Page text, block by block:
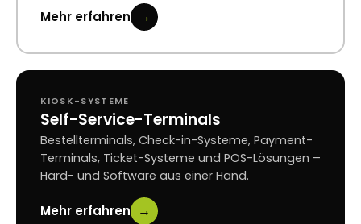
Mehr erfahren →
KIOSK-SYSTEME
Self-Service-Terminals
Bestellterminals, Check-in-Systeme, Payment-
Terminals, Ticket-Systeme und POS-Lösungen –
Hard- und Software aus einer Hand.
Mehr erfahren →